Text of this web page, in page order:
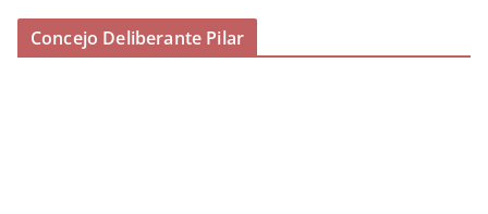
Concejo Deliberante Pilar